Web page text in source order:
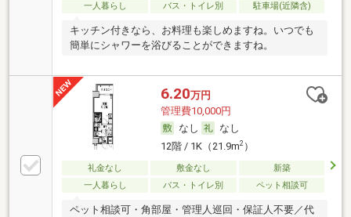
一人暮らし
バス・トイレ別 駐車場(近隣含)
キッチン付きなら、お料理も楽しめますね。いつでも
簡単にシャワーを浴びることができますね。
6.20万円
管理費10,000円
なし
なし
12階 / 1K（21.9m2）
礼金なし 敷金なし
新築
一人暮らし
バス・トイレ別 ペット相談可
ペット相談可・角部屋・管理人巡回・保証人不要／代